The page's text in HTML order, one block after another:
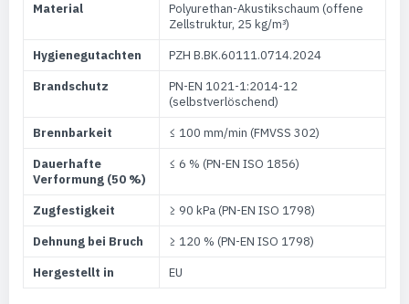
Material
Polyurethan-Akustikschaum (offene
Zellstruktur, 25 kg/m³)
Hygienegutachten
PZH B.BK.60111.0714.2024
Brandschutz
PN-EN 1021-1:2014-12
(selbstverlöschend)
Brennbarkeit
≤ 100 mm/min (FMVSS 302)
Dauerhafte
Verformung (50 %)
≤ 6 % (PN-EN ISO 1856)
Zugfestigkeit
≥ 90 kPa (PN-EN ISO 1798)
Dehnung bei Bruch
≥ 120 % (PN-EN ISO 1798)
Hergestellt in
EU